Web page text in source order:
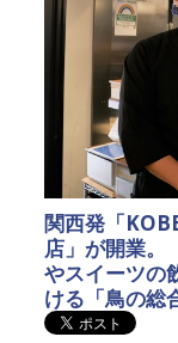
関西発「
店」が開業。
やスイーツの
ける「鳥の総